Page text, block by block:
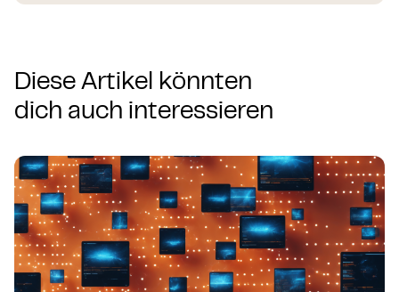
Diese Artikel könnten
dich auch interessieren